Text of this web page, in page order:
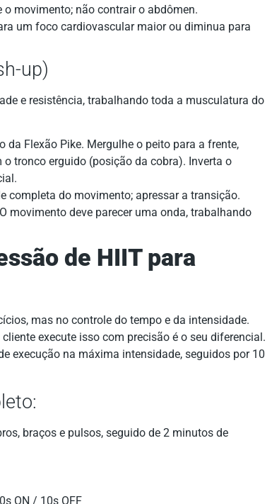
o movimento; não contrair o abdômen.
um foco cardiovascular maior ou diminua para
up)
e resistência, trabalhando toda a musculatura do
da Flexão Pike. Mergulhe o peito para a frente,
tronco erguido (posição da cobra). Inverta o
completa do movimento; apressar a transição.
movimento deve parecer uma onda, trabalhando
de HIIT para
mas no controle do tempo e da intensidade.
cliente execute isso com precisão é o seu diferencial.
execução na máxima intensidade, seguidos por 10
braços e pulsos, seguido de 2 minutos de
ON / 10s OFF